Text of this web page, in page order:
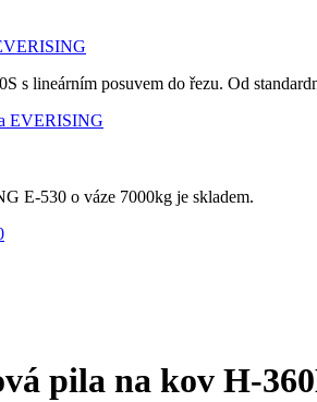
s lineárním posuvem do řezu. Od
E-530 o váze 7000kg je skladem.
pila na kov H-